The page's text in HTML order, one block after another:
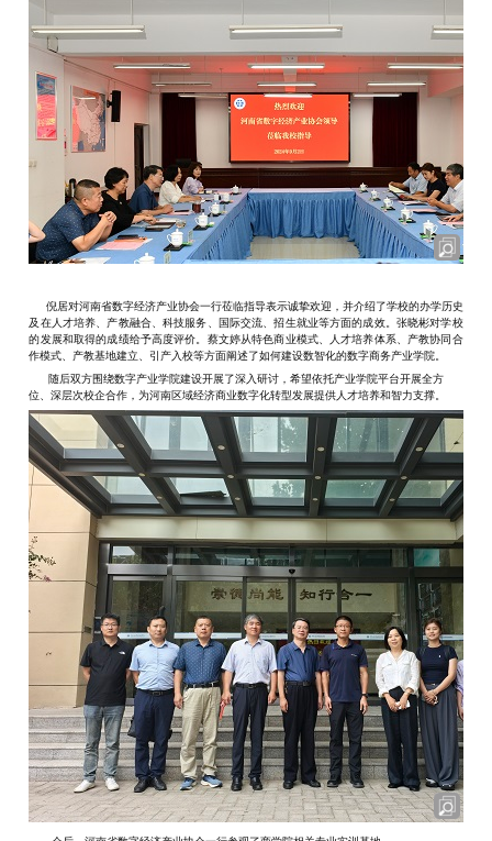
倪居对河南省数字经济产业协会一行莅临指导表示诚挚欢迎，并介绍了学校的办学历史
及在人才培养、 产教融合、科技服务、 国际交流、招生就业等方面的成效。 张晓彬对学校
的发展和取得的成绩给予高度评价。 蔡文婷从特色商业模式、人才培养体系、产教协同合
作模式、产教基地建立、引产入校等方面阐述了如何建设数智化的数字商务产业学院。
随后双方围绕数字产业学院建设开展了深入研讨，希望依托产业学院平台开展全方
位、深层次校企合作， 为河南区域经济商业数字化转型发展提供人才培养和智力支撑。